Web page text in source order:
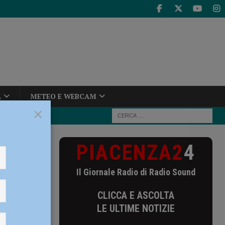
METEO E WEBCAM
PIACENZA24
Il Giornale Radio di Radio Sound
CLICCA E ASCOLTA
LE ULTIME NOTIZIE
×